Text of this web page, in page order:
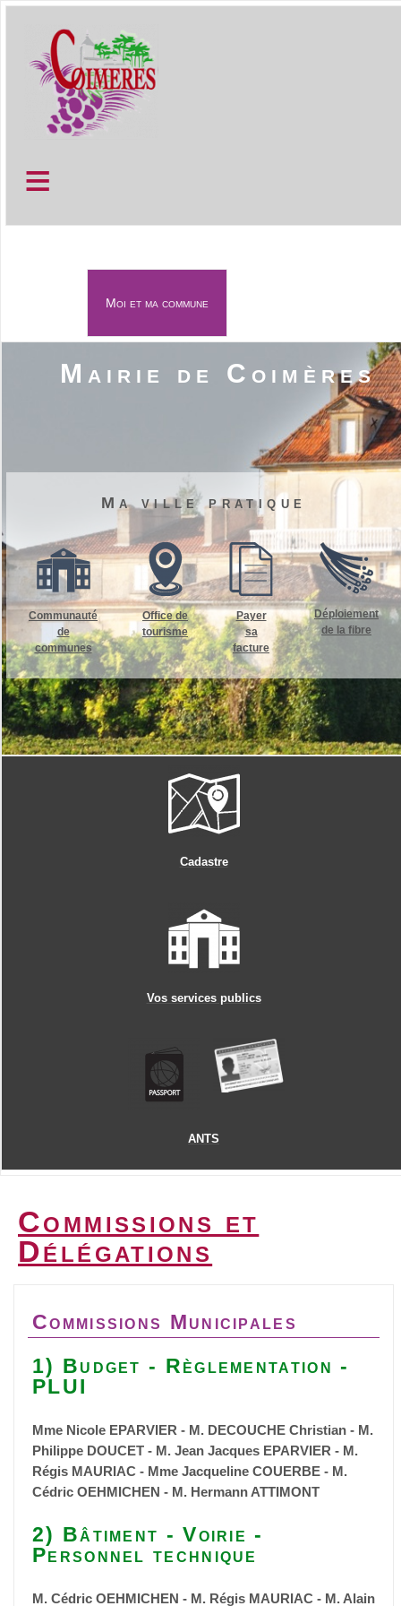
≡
Moi et ma commune
≡
Mairie de Coimères
Ma ville pratique
Communauté
de
communes
Office de
tourisme
Payer
sa
facture
Déploiement
de la fibre
Cadastre
Vos services publics
ANTS
Commissions et
Délégations
Commissions Municipales
1) Budget - Règlementation -
PLUI
Mme Nicole EPARVIER - M. DECOUCHE Christian - M.
Philippe DOUCET - M. Jean Jacques EPARVIER - M.
Régis MAURIAC - Mme Jacqueline COUERBE - M.
Cédric OEHMICHEN - M. Hermann ATTIMONT
2) Bâtiment - Voirie -
Personnel technique
M. Cédric OEHMICHEN - M. Régis MAURIAC - M. Alain